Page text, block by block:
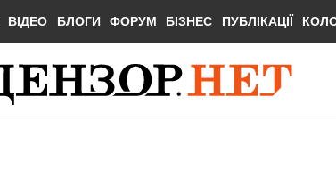
ВІДЕО БЛОГИ ФОРУМ БІЗНЕС ПУБЛІКАЦІЇ